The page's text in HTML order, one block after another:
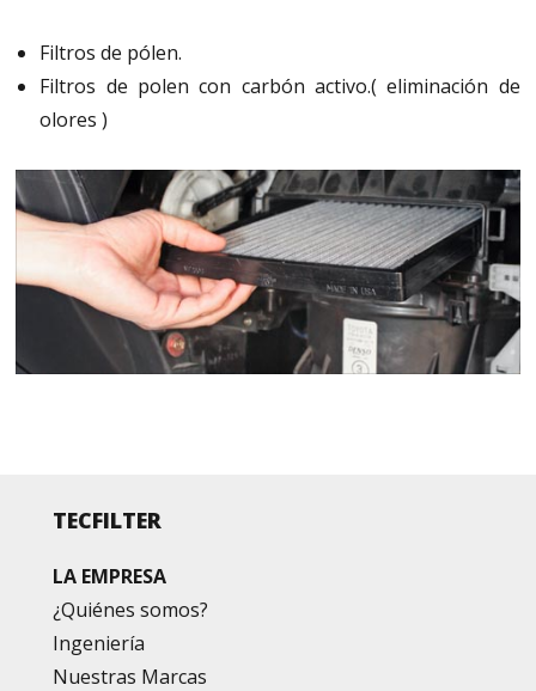
Filtros de pólen.
Filtros de polen con carbón activo.( eliminación de
olores )
TECFILTER
LA EMPRESA
¿Quiénes somos?
Ingeniería
Nuestras Marcas